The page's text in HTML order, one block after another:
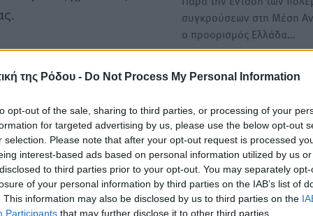
της Ρόδου - Do Not Process My Personal Information
opt-out of the sale, sharing to third parties, or processing of your
for targeted advertising by us, please use the below opt-out
selection. Please note that after your opt-out request is processed
interest-based ads based on personal information utilized by us
to third parties prior to your opt-out. You may separately
of your personal information by third parties on the IAB’s list of
This information may also be disclosed by us to third parties on the
Participants that may further disclose it to other third parties.
φέρεται να
την τρέχουσα περίοδο,
ποσών, ενώ
δημιουργώντας
επισκέπτες.
τεχνική ενημέρωση
ρυθμιστικές αλλαγές,
συγκρούσεων στη Μέση
ο προορισμός Ελλάδα…
Τι δείχνουν οι κρατήσεις σε
TripAdvisor για τη
μίσθωση στην Ελλάδα
Μία θέση στις top 10
Ε.Ε. κατέλαβε το α’